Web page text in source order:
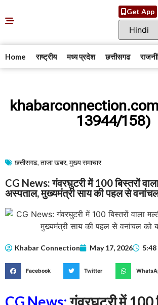
Get App
Home राष्ट्रीय मध्य प्रदेश छत्तीसगढ
13944/158)
छत्तीसगढ, ताजा खबर, मुख्य समाचार​
CG News: गंवरघुटरी में 100 बिस्तरों
अस्पताल, मुख्यमंत्री साय की पहल से
Khabar Connection May 17, 2026 5:48
Facebook Twitter
CG News:गंवरघुटरी में 100